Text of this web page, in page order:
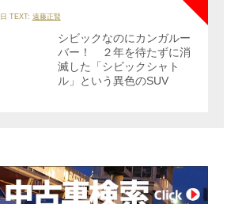
TEXT: 遠藤正賢
シビックなのにカンガルー
バー！ ２年を待たずに消
滅した「シビックシャト
ル」という異色のSUV